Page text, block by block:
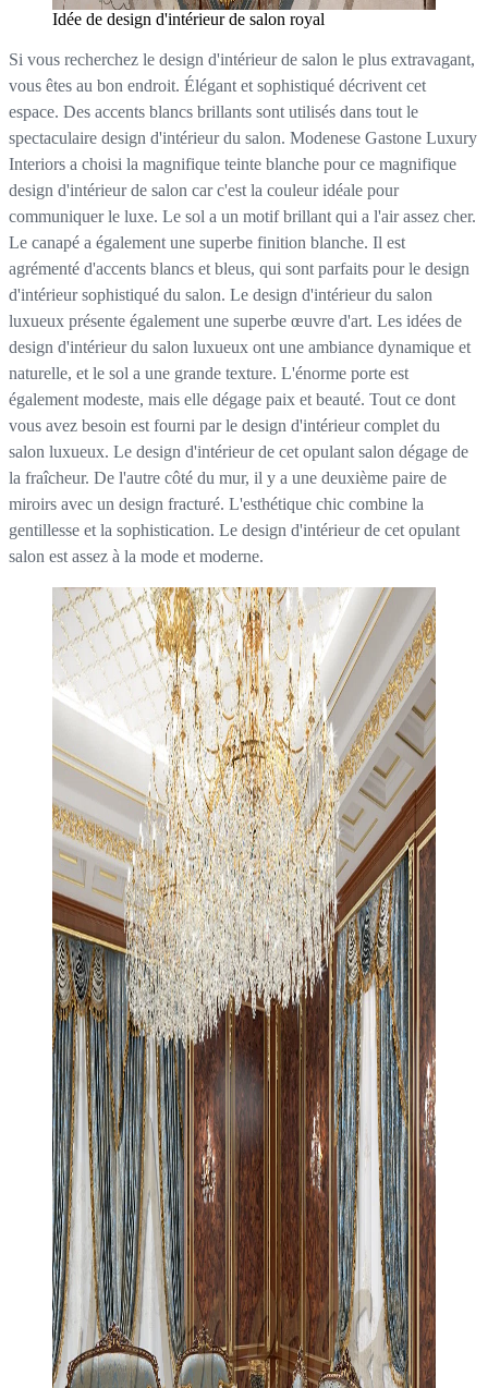
Idée de design d'intérieur de salon royal
Si vous recherchez le design d'intérieur de salon le plus extravagant,
vous êtes au bon endroit. Élégant et sophistiqué décrivent cet
espace. Des accents blancs brillants sont utilisés dans tout le
spectaculaire design d'intérieur du salon. Modenese Gastone Luxury
Interiors a choisi la magnifique teinte blanche pour ce magnifique
design d'intérieur de salon car c'est la couleur idéale pour
communiquer le luxe. Le sol a un motif brillant qui a l'air assez cher.
Le canapé a également une superbe finition blanche. Il est
agrémenté d'accents blancs et bleus, qui sont parfaits pour le design
d'intérieur sophistiqué du salon. Le design d'intérieur du salon
luxueux présente également une superbe œuvre d'art. Les idées de
design d'intérieur du salon luxueux ont une ambiance dynamique et
naturelle, et le sol a une grande texture. L'énorme porte est
également modeste, mais elle dégage paix et beauté. Tout ce dont
vous avez besoin est fourni par le design d'intérieur complet du
salon luxueux. Le design d'intérieur de cet opulant salon dégage de
la fraîcheur. De l'autre côté du mur, il y a une deuxième paire de
miroirs avec un design fracturé. L'esthétique chic combine la
gentillesse et la sophistication. Le design d'intérieur de cet opulant
salon est assez à la mode et moderne.